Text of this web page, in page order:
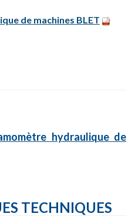
de machines BLET
hydraulique de
TECHNIQUES